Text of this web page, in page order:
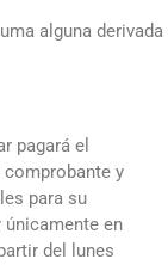
alguna
pagará el
y
para su
en
del lunes